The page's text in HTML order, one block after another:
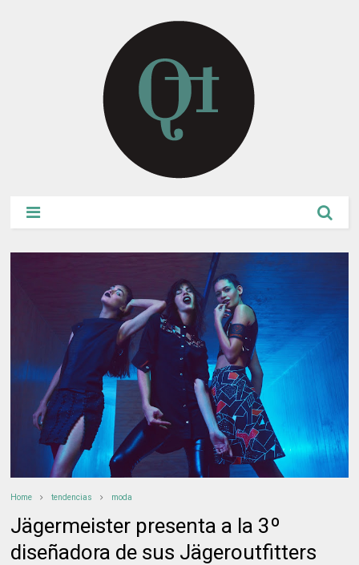
Home tendencias moda
Jägermeister presenta a la 3º
diseñadora de sus Jägeroutfitters